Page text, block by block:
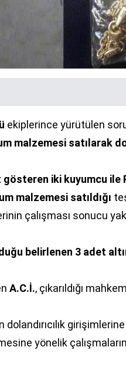
ekiplerince yürütülen
malzemesi satılarak
iki kuyumcu ile
malzemesi satıldığı
çalışması sonucu
belirlenen 3 adet
A.C.İ., çıkarıldığı
yönelik çalışmaların